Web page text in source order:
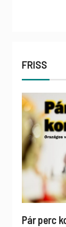
FRISS
Pár perc